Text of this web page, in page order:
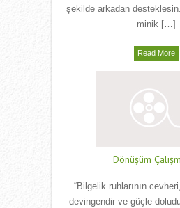
şekilde arkadan
minik […]
Read More
Dönüşüm
“Bilgelik ruhlarının
devingendir ve güçle